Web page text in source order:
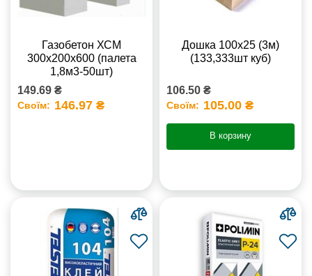
Газобетон ХСМ
300x200x600 (палета
1,8м3-50шт)
149.69 ₴
Своїм: 146.97 ₴
Дошка 100х25 (3м)
(133,333шт куб)
106.50 ₴
Своїм: 105.00 ₴
В корзину